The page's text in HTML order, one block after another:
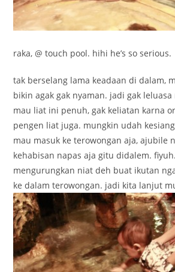
raka, @ touch pool. hihi he’s so serious.
tak berselang lama keadaan di dalam,
bikin agak gak nyaman. jadi gak
mau liat ini penuh, gak keliatan karna
pengen liat juga. mungkin udah
mau masuk ke terowongan aja, ajubile
kehabisan napas aja gitu didalem.
mengurungkan niat deh buat ikutan
ke dalam terowongan. jadi kita lanjut